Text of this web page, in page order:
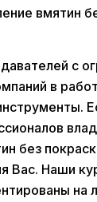
вмятин
с
в
без
Вас. Наши
на